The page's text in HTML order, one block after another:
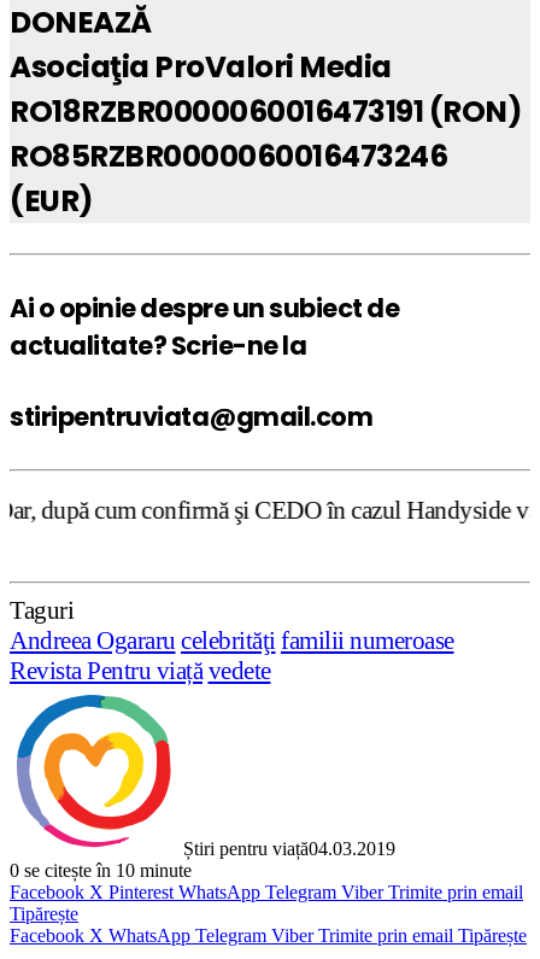
DONEAZĂ
Asociaţia ProValori Media
RO18RZBR0000060016473191 (RON)
RO85RZBR0000060016473246
(EUR)
Ai o opinie despre un subiect de
actualitate? Scrie-ne la
stiripentruviata@gmail.com
şi CEDO în cazul Handyside vs. UK (para
Taguri
Andreea Ogararu celebrităţifamilii numeroase
Revista Pentru viață vedete
Știri pentru viață04.03.2019
0 se citește în 10 minute
Facebook X Pinterest WhatsApp Telegram Viber Trimite prin email
Tipărește
Facebook X WhatsApp Telegram Viber Trimite prin email Tipărește